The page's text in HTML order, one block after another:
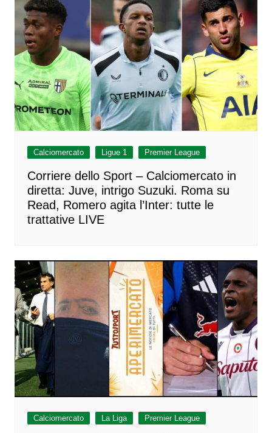
Calciomercato Ligue 1 Premier League
Corriere dello Sport – Calciomercato in
diretta: Juve, intrigo Suzuki. Roma su
Read, Romero agita l’Inter: tutte le
trattative LIVE
Calciomercato La Liga Premier League